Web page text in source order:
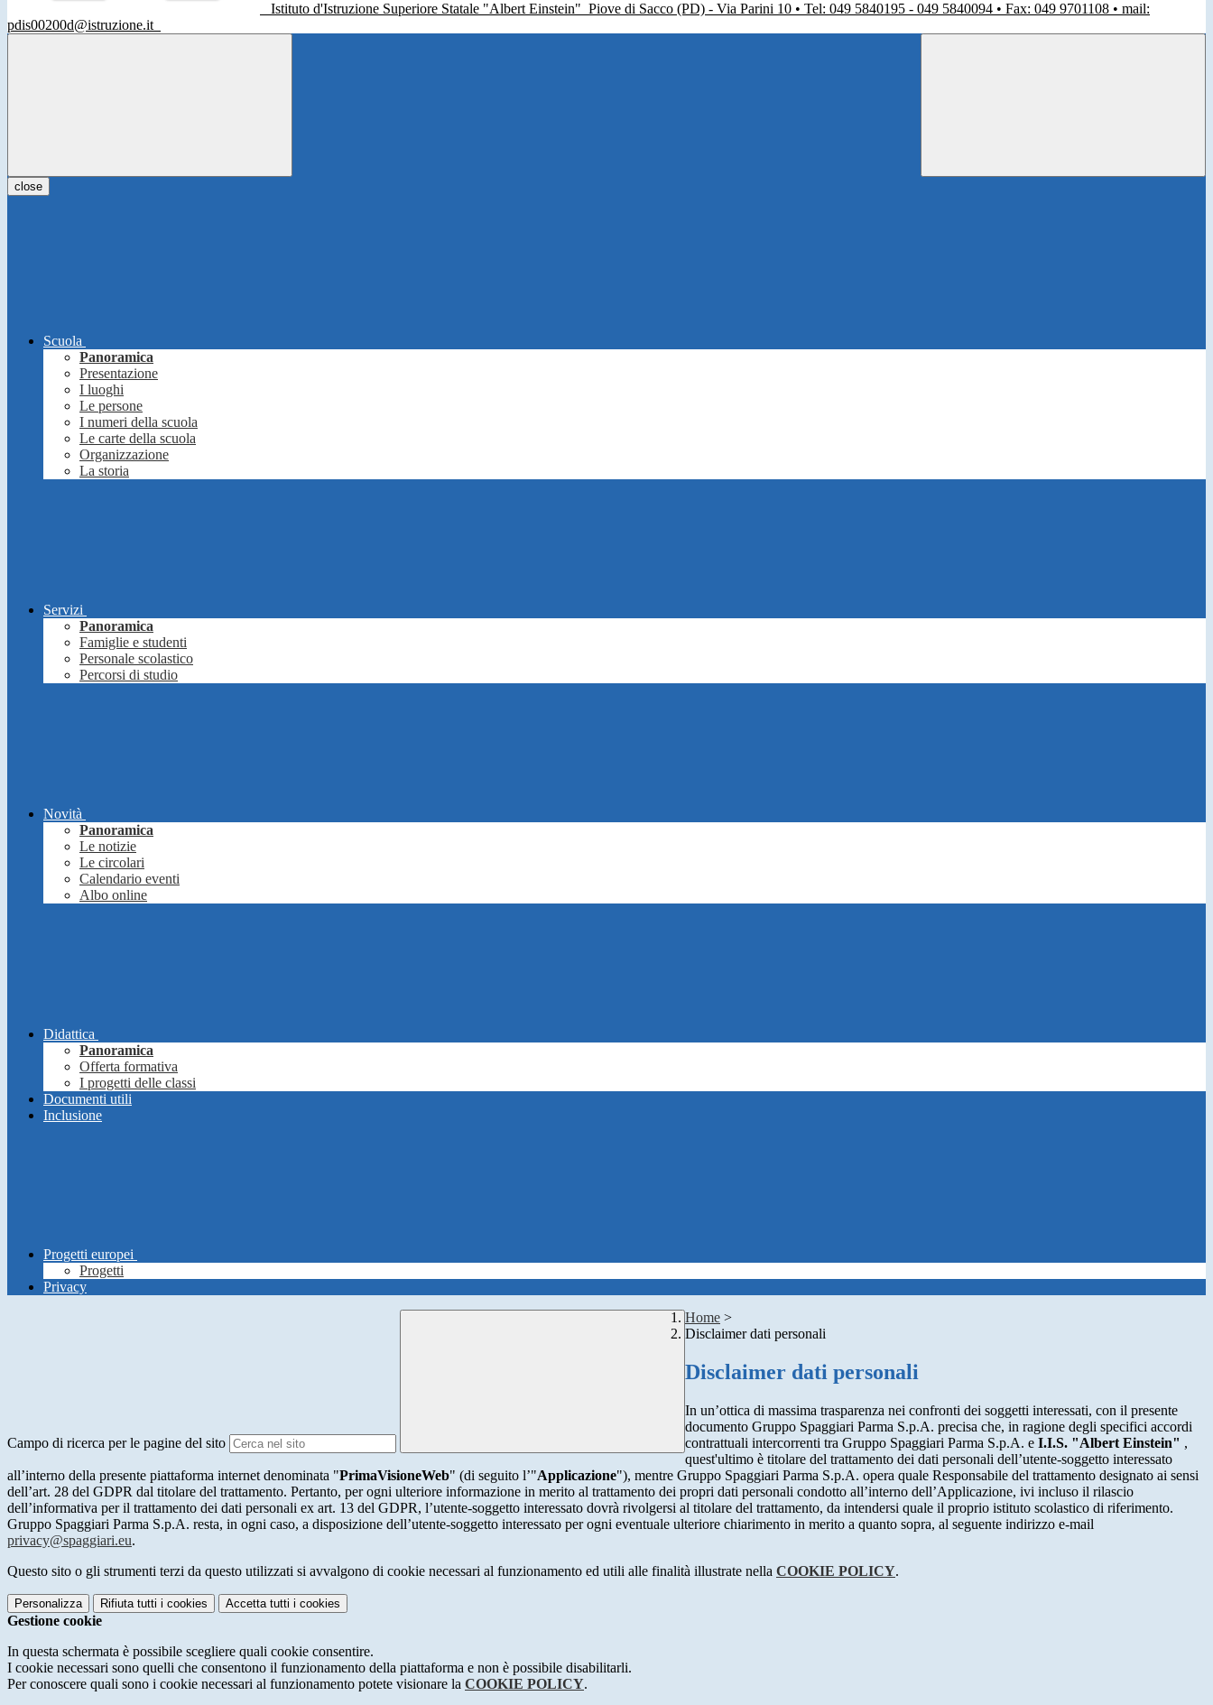
Istituto d'Istruzione Superiore Statale "Albert Einstein" Piove di Sacco (PD) - Via Parini 10 • Tel: 049 5840195 - 049 5840094 • Fax: 049 9701108 • mail:
pdis00200d@istruzione.it
close
Scuola
Panoramica
Presentazione
I luoghi
Le persone
I numeri della scuola
Le carte della scuola
Organizzazione
La storia
Servizi
Panoramica
Famiglie e studenti
Personale scolastico
Percorsi di studio
Novità
Panoramica
Le notizie
Le circolari
Calendario eventi
Albo online
Didattica
Panoramica
Offerta formativa
I progetti delle classi
Documenti utili
Inclusione
Progetti europei
Progetti
Privacy
Campo di ricerca per le pagine del sito
Home >
Disclaimer dati personali
Disclaimer dati personali
In un’ottica di massima trasparenza nei confronti dei soggetti interessati, con il presente
documento Gruppo Spaggiari Parma S.p.A. precisa che, in ragione degli specifici accordi
contrattuali intercorrenti tra Gruppo Spaggiari Parma S.p.A. e I.I.S. "Albert Einstein" ,
quest'ultimo è titolare del trattamento dei dati personali dell’utente-soggetto interessato
all’interno della presente piattaforma internet denominata "PrimaVisioneWeb" (di seguito l’"Applicazione"), mentre Gruppo Spaggiari Parma S.p.A. opera quale Responsabile del trattamento designato ai sensi
dell’art. 28 del GDPR dal titolare del trattamento. Pertanto, per ogni ulteriore informazione in merito al trattamento dei propri dati personali condotto all’interno dell’Applicazione, ivi incluso il rilascio
dell’informativa per il trattamento dei dati personali ex art. 13 del GDPR, l’utente-soggetto interessato dovrà rivolgersi al titolare del trattamento, da intendersi quale il proprio istituto scolastico di riferimento.
Gruppo Spaggiari Parma S.p.A. resta, in ogni caso, a disposizione dell’utente-soggetto interessato per ogni eventuale ulteriore chiarimento in merito a quanto sopra, al seguente indirizzo e-mail
privacy@spaggiari.eu.
Questo sito o gli strumenti terzi da questo utilizzati si avvalgono di cookie necessari al funzionamento ed utili alle finalità illustrate nella COOKIE POLICY.
Personalizza Rifiuta tutti i cookies Accetta tutti i cookies
Gestione cookie
In questa schermata è possibile scegliere quali cookie consentire.
I cookie necessari sono quelli che consentono il funzionamento della piattaforma e non è possibile disabilitarli.
Per conoscere quali sono i cookie necessari al funzionamento potete visionare la COOKIE POLICY.